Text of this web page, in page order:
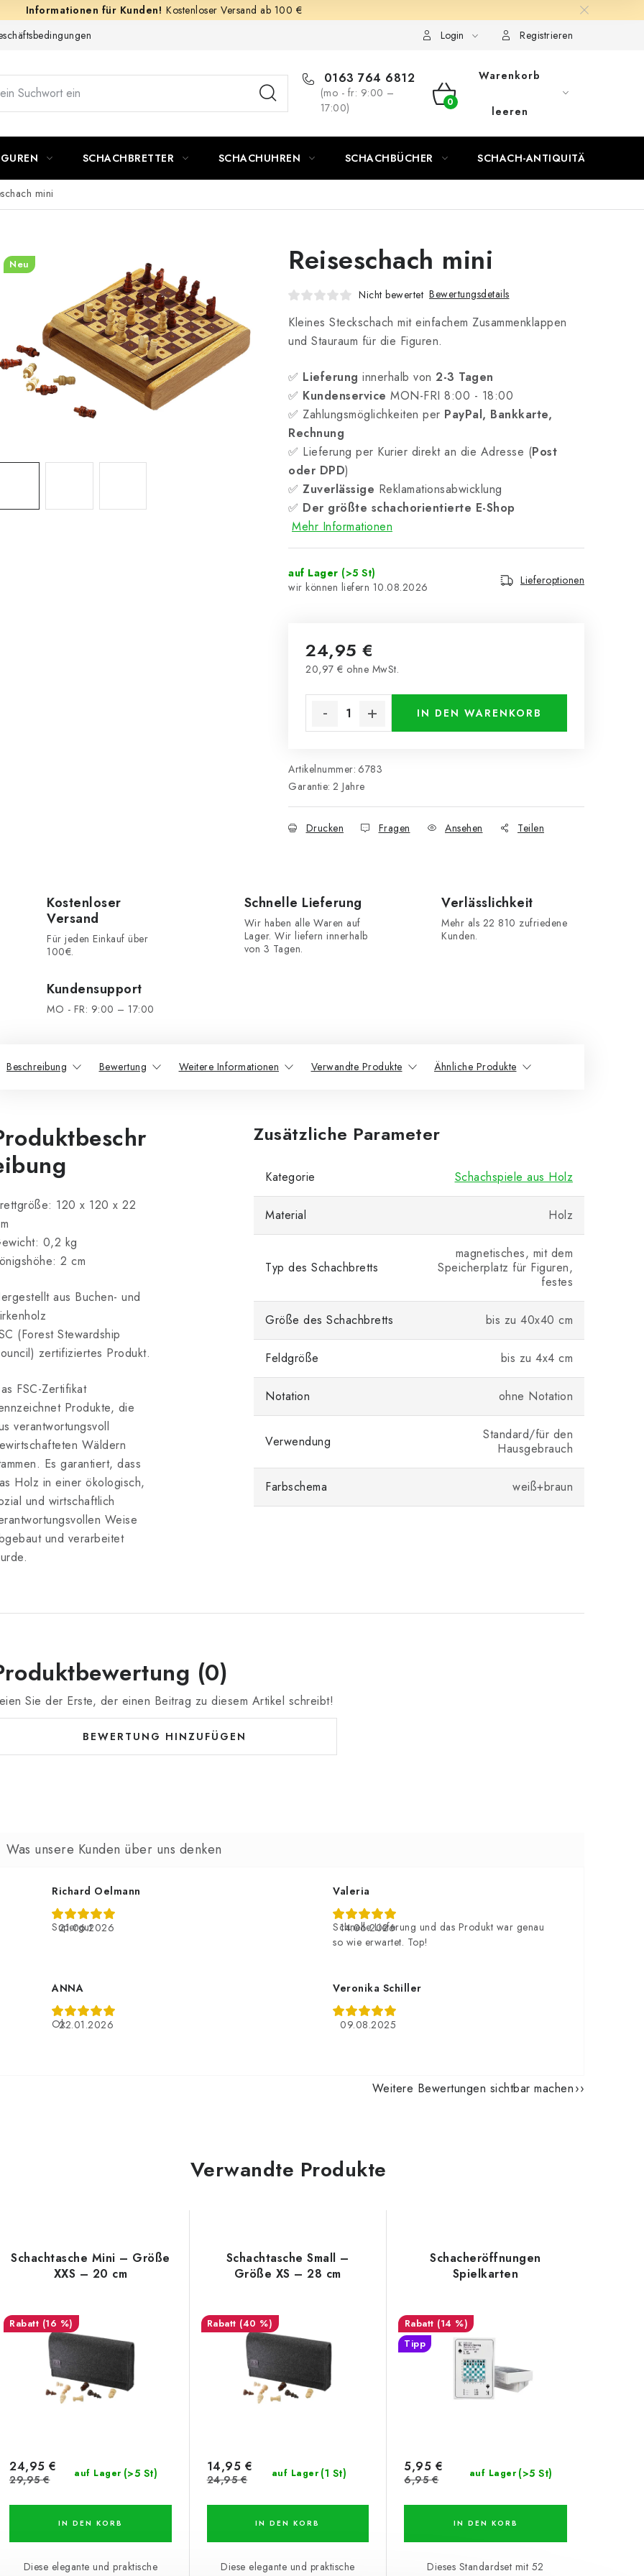
Kostenloser Versand ab 100 €
Login Registrieren
0163 764 6812
(mo - fr: 9:00 –
17:00)
WARENKORB
Warenkorb
leeren
SCHACHBRETTER SCHACHUHREN SCHACHBÜCHER SCHACH-ANTIQUITÄTENLADEN
mini
Reiseschach mini
Nicht bewertet Bewertungsdetails
Kleines Steckschach mit einfachem Zusammenklappen
und Stauraum für die Figuren.
✅ Lieferung innerhalb von 2-3 Tagen
✅ Kundenservice MON-FRI 8:00 - 18:00
✅ Zahlungsmöglichkeiten per PayPal, Bankkarte,
Rechnung
✅ Lieferung per Kurier direkt an die Adresse (Post
oder DPD)
✅ Zuverlässige Reklamationsabwicklung
✅ Der größte schachorientierte E-Shop
Mehr Informationen
auf Lager (>5 St)
10.08.2026
Lieferoptionen
24,95 €
20,97 € ohne MwSt.
IN DEN WARENKORB
Artikelnummer: 6783
Garantie: 2 Jahre
Drucken Fragen Ansehen Teilen
Neu
Kostenloser
Versand
Für jeden Einkauf über
100€.
Schnelle Lieferung
Wir haben alle Waren auf
Lager. Wir liefern innerhalb
von 3 Tagen.
Verlässlichkeit
Mehr als 22 810 zufriedene
Kunden.
Kundensupport
MO - FR: 9:00 – 17:00
Beschreibung Bewertung Weitere Informationen Verwandte Produkte Ähnliche Produkte
120 x 120 x 22
0,2 kg
2 cm
aus Buchen- und
(Forest Stewardship
zertifiziertes Produkt.
FSC-Zertifikat
Produkte, die
verantwortungsvoll
Wäldern
Es garantiert, dass
Holz in einer ökologisch,
und wirtschaftlich
Weise
und verarbeitet
Zusätzliche Parameter
Kategorie Schachspiele aus Holz
Material Holz
Typ des Schachbretts
magnetisches, mit dem
Speicherplatz für Figuren,
festes
Größe des Schachbretts bis zu 40x40 cm
Feldgröße bis zu 4x4 cm
Notation ohne Notation
Verwendung
Standard/für den
Hausgebrauch
Farbschema weiß+braun
(0)
Sie der Erste, der einen Beitrag zu diesem Artikel schreibt!
BEWERTUNG HINZUFÜGEN
Richard Oelmann
21.06.2026
Supergut
Valeria
14.06.2026
Schnelle Lieferung und das Produkt war genau
so wie erwartet. Top!
ANNA
22.01.2026
Ok
Veronika Schiller
09.08.2025
Weitere Bewertungen sichtbar machen
Verwandte Produkte
Schachtasche Mini – Größe
XXS – 20 cm
(16 %)
auf Lager (>5 St)
24,95 €
29,95 €
IN DEN KORB
Diese elegante und praktische
Schachtasche Small –
Größe XS – 28 cm
(40 %)
auf Lager (1 St)
14,95 €
24,95 €
IN DEN KORB
Diese elegante und praktische
Schacheröffnungen
Spielkarten
(14 %)
Tipp
auf Lager (>5 St)
5,95 €
6,95 €
IN DEN KORB
Dieses Standardset mit 52